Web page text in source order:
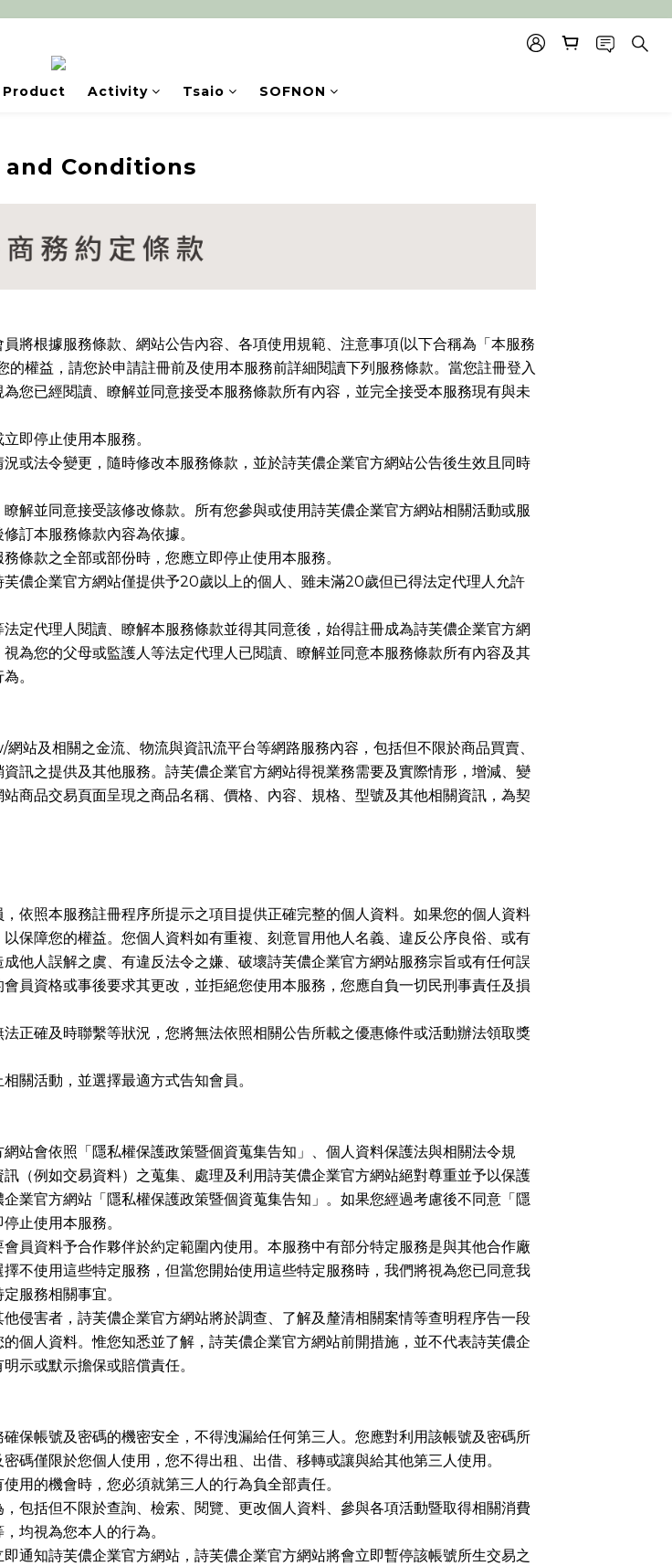
Product Activity Tsaio SOFNON
and Conditions
將根據服務條款、網站公告內容、各項使用規範、注意事項(以下合稱為「本服務
權益，請您於申請註冊前及使用本服務前詳細閱讀下列服務條款。當您註冊登入
您已經閱讀、瞭解並同意接受本服務條款所有內容，並完全接受本服務現有與未
即停止使用本服務。
或法令變更，隨時修改本服務條款，並於詩芙儂企業官方網站公告後生效且同時
解並同意接受該修改條款。所有您參與或使用詩芙儂企業官方網站相關活動或服
訂本服務條款內容為依據。
條款之全部或部份時，您應立即停止使用本服務。
儂企業官方網站僅提供予20歲以上的個人、雖未滿20歲但已得法定代理人允許
定代理人閱讀、瞭解本服務條款並得其同意後，始得註冊成為詩芙儂企業官方網
為您的父母或監護人等法定代理人已閱讀、瞭解並同意本服務條款所有內容及其
。
網站及相關之金流、物流與資訊流平台等網路服務內容，包括但不限於商品買賣、
訊之提供及其他服務。詩芙儂企業官方網站得視業務需要及實際情形，增減、變
商品交易頁面呈現之商品名稱、價格、內容、規格、型號及其他相關資訊，為契
依照本服務註冊程序所提示之項目提供正確完整的個人資料。如果您的個人資料
保障您的權益。您個人資料如有重複、刻意冒用他人名義、違反公序良俗、或有
他人誤解之虞、有違反法令之嫌、破壞詩芙儂企業官方網站服務宗旨或有任何誤
員資格或事後要求其更改，並拒絕您使用本服務，您應自負一切民刑事責任及損
正確及時聯繫等狀況，您將無法依照相關公告所載之優惠條件或活動辦法領取獎
關活動，並選擇最適方式告知會員。
站會依照「隱私權保護政策暨個資蒐集告知」、個人資料保護法與相關法令規
（例如交易資料）之蒐集、處理及利用詩芙儂企業官方網站絕對尊重並予以保護
業官方網站「隱私權保護政策暨個資蒐集告知」。如果您經過考慮後不同意「隱
止使用本服務。
員資料予合作夥伴於約定範圍內使用。本服務中有部分特定服務是與其他合作廠
不使用這些特定服務，但當您開始使用這些特定服務時，我們將視為您已同意我
服務相關事宜。
侵害者，詩芙儂企業官方網站將於調查、了解及釐清相關案情等查明程序告一段
個人資料。惟您知悉並了解，詩芙儂企業官方網站前開措施，並不代表詩芙儂企
示或默示擔保或賠償責任。
保帳號及密碼的機密安全，不得洩漏給任何第三人。您應對利用該帳號及密碼所
碼僅限於您個人使用，您不得出租、出借、移轉或讓與給其他第三人使用。
用的機會時，您必須就第三人的行為負全部責任。
包括但不限於查詢、檢索、閱覽、更改個人資料、參與各項活動暨取得相關消費
均視為您本人的行為。
通知詩芙儂企業官方網站，詩芙儂企業官方網站將會立即暫停該帳號所生交易之